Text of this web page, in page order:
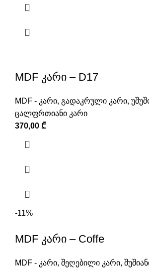
MDF კარი – D17
MDF - კარი, გადაკრული კარი,
ცალფრთიანი კარი
370,00 ₾
-11%
MDF კარი – Coffe
MDF - კარი, შეღებილი კარი,